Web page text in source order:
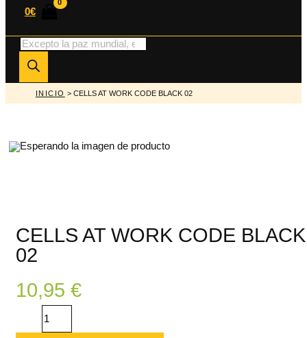
0€
Búsqueda
de
productos
INICIO > CELLS AT WORK CODE BLACK 02
CELLS AT WORK CODE BLACK
02
10,95 €
CELLS